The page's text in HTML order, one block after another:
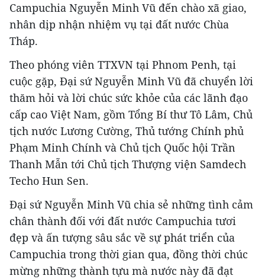
Campuchia Nguyễn Minh Vũ đến chào xã giao,
nhân dịp nhận nhiệm vụ tại đất nước Chùa
Tháp.
Theo phóng viên TTXVN tại Phnom Penh, tại
cuộc gặp, Đại sứ Nguyễn Minh Vũ đã chuyển lời
thăm hỏi và lời chúc sức khỏe của các lãnh đạo
cấp cao Việt Nam, gồm Tổng Bí thư Tô Lâm, Chủ
tịch nước Lương Cường, Thủ tướng Chính phủ
Phạm Minh Chính và Chủ tịch Quốc hội Trần
Thanh Mẫn tới Chủ tịch Thượng viện Samdech
Techo Hun Sen.
Đại sứ Nguyễn Minh Vũ chia sẻ những tình cảm
chân thành đối với đất nước Campuchia tươi
đẹp và ấn tượng sâu sắc về sự phát triển của
Campuchia trong thời gian qua, đồng thời chúc
mừng những thành tựu mà nước này đã đạt